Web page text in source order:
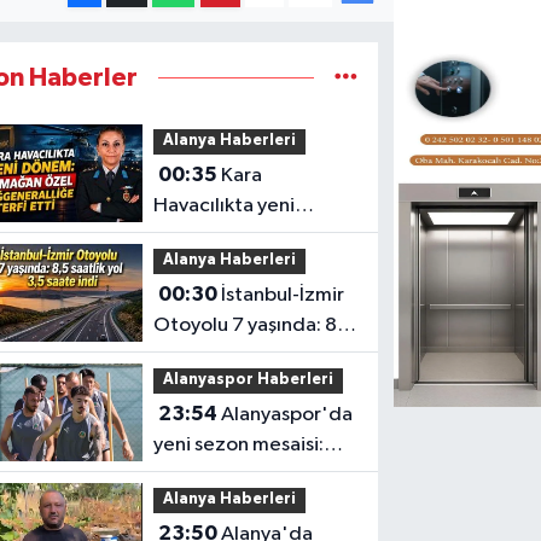
Haberler
Alanya Haberleri
00:35
Havacılıkta yeni
dönem: Armağan
Özel Tuğgeneralliğe
terfi etti
Alanya Haberleri
00:30
Otoyolu 7 yaşında: 8,5
saatlik yol 3,5 saate
indi
Alanyaspor Haberleri
23:54 Alanyaspor'da
yeni sezon mesaisi:
Transferde son durum
Alanya Haberleri
23:50Alanya'da